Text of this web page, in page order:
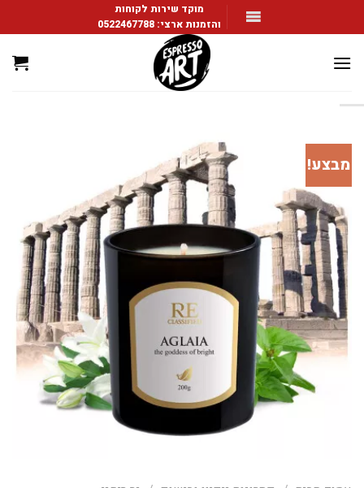
to
מוקד שירות לקוחות
והזמנות ארצי:0522467788
מבצע!